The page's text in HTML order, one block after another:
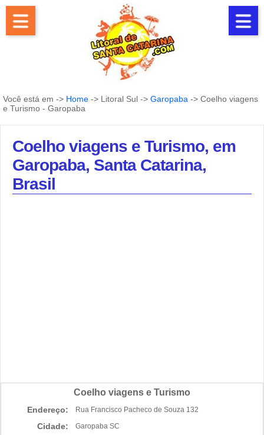
Você está em -> Home -> Litoral Sul -> Garopaba -> Coelho viagens
e Turismo - Garopaba
Coelho viagens e Turismo, em
Garopaba, Santa Catarina,
Brasil
Coelho viagens e Turismo
Endereço: Rua Francisco Pacheco de Souza 132
Cidade: Garopaba SC